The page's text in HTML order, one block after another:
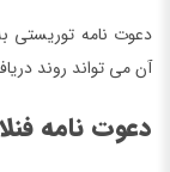
دعوت نامه
آن می تواند روند
دعوت نامه